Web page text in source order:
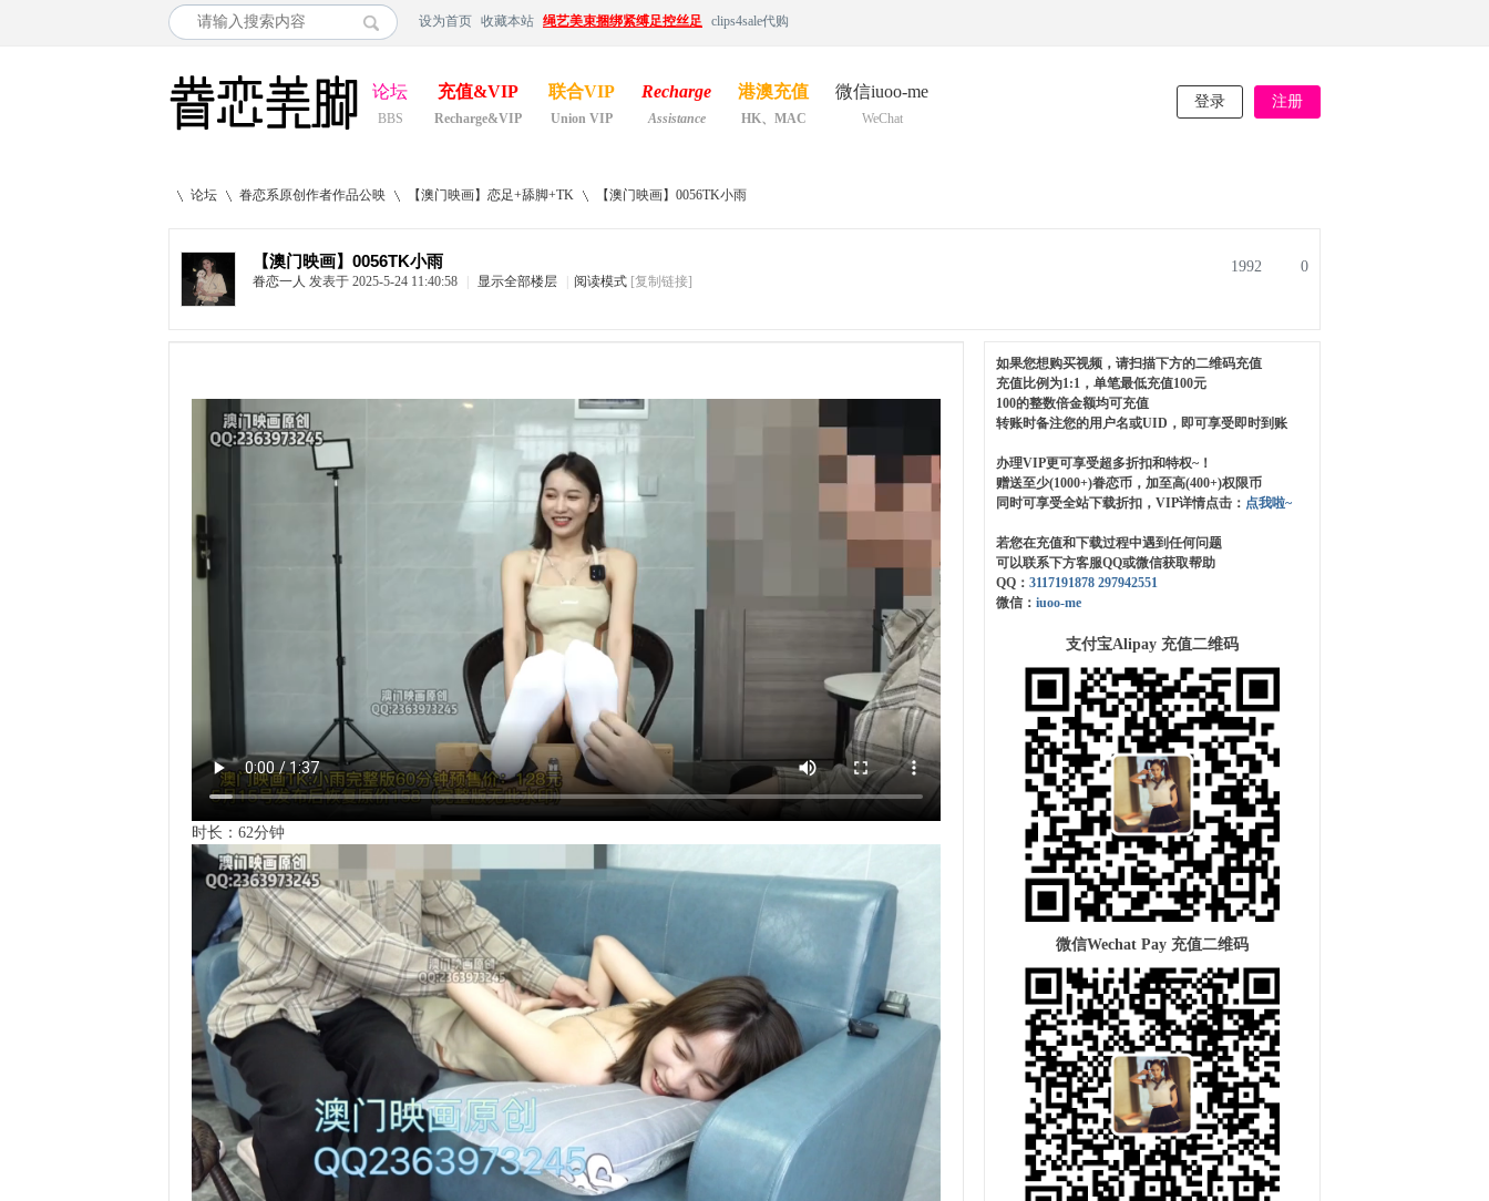
设为首页 收藏本站 绳艺美束捆绑紧缚足控丝足 clips4sale代购
论坛
BBS
充值&VIP
Recharge&VIP
联合VIP
Union VIP
Recharge
Assistance
港澳充值
HK、MAC
微信iuoo-me
WeChat
登录 注册
论坛
›
眷恋系原创作者作品公映
›
【澳门映画】恋足+舔脚+TK
›
【澳门映画】0056TK小雨
【澳门映画】0056TK小雨
眷恋一人 发表于 2025-5-24 11:40:58 显示全部楼层 阅读模式 [复制链接]
0
1992
时长：62分钟
如果您想购买视频，请扫描下方的二维码充值
充值比例为1:1，单笔最低充值100元
100的整数倍金额均可充值
转账时备注您的用户名或UID，即可享受即时到账
办理VIP更可享受超多折扣和特权~！
赠送至少(1000+)眷恋币，加至高(400+)权限币
同时可享受全站下载折扣，VIP详情点击： 点我啦~
若您在充值和下载过程中遇到任何问题
可以联系下方客服QQ或微信获取帮助
QQ： 3117191878 297942551
微信： iuoo-me
支付宝Alipay 充值二维码
微信Wechat Pay 充值二维码